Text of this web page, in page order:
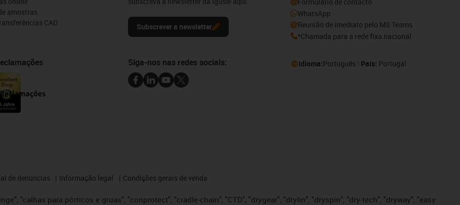
amostras
CAD
Subscrever a newsletter
WhatsApp
Reunião de imediato pelo MS Teams
*Chamada para a rede fixa nacional
Siga-nos nas redes sociais: Idioma:Português País: Portugal
de denúncias Informação legal Condições gerais de venda
"calhas para pórticos e gruas", "conprotect", "cradle-chain", "CTD", "drygear", "drylin", "dryspin", "dry-tech", "dryway", "easy